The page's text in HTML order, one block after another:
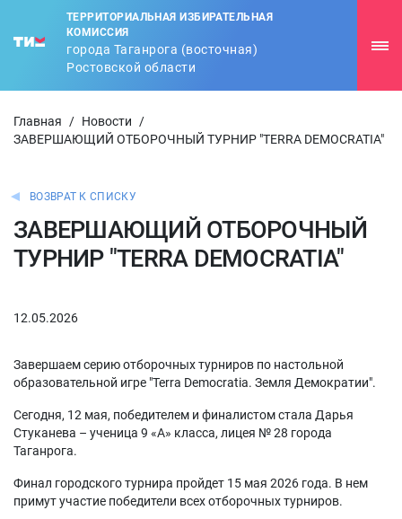
ТЕРРИТОРИАЛЬНАЯ ИЗБИРАТЕЛЬНАЯ
КОМИССИЯ
города Таганрога (восточная)
Ростовской области
Главная / Новости
/
ЗАВЕРШАЮЩИЙ ОТБОРОЧНЫЙ ТУРНИР "TERRA DEMOCRATIA"
ВОЗВРАТ К СПИСКУ
ЗАВЕРШАЮЩИЙ ОТБОРОЧНЫЙ
ТУРНИР "TERRA DEMOCRATIA"
12.05.2026
Завершаем серию отборочных турниров по настольной
образовательной игре "Terra Democratia. Земля Демократии".
Сегодня, 12 мая, победителем и финалистом стала Дарья
Стуканева – ученица 9 «А» класса, лицея № 28 города
Таганрога.
Финал городского турнира пройдет 15 мая 2026 года. В нем
примут участие победители всех отборочных турниров.